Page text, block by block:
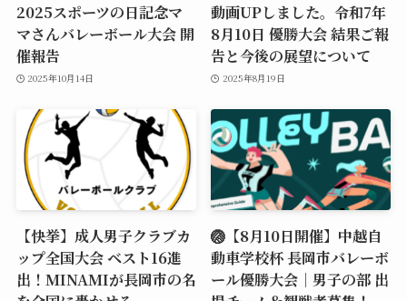
2025スポーツの日記念マ
マさんバレーボール大会 開
催報告
2025年10月14日
動画UPしました。令和7年
8月10日 優勝大会 結果ご報
告と今後の展望について
2025年8月19日
【快挙】成人男子クラブカ
ップ全国大会 ベスト16進
出！MINAMIが長岡市の名
🏐【8月10日開催】中越自
動車学校杯 長岡市バレーボ
ール優勝大会｜男子の部 出